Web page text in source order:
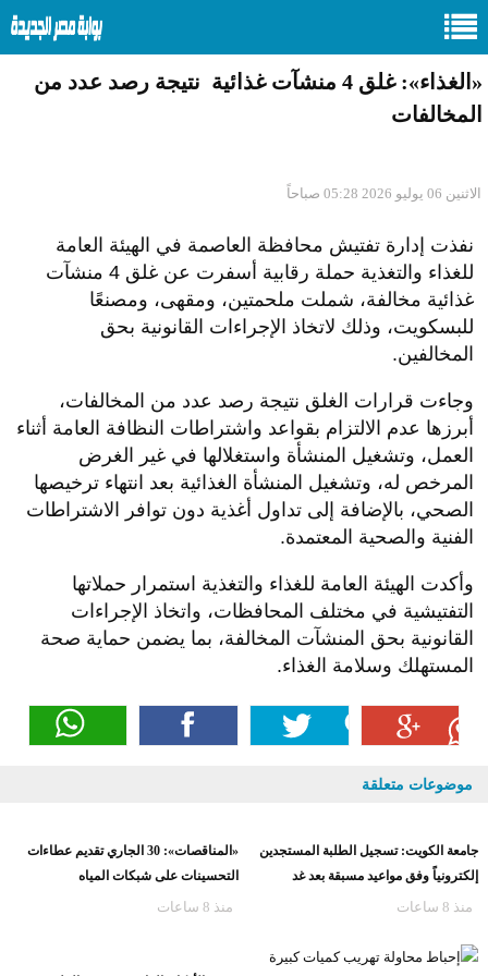
«الغذاء»: غلق 4 منشآت غذائية نتيجة رصد عدد من
المخالفات
الاثنين 06 يوليو 2026 05:28 صباحاً
نفذت إدارة تفتيش محافظة العاصمة في الهيئة العامة
للغذاء والتغذية حملة رقابية أسفرت عن غلق 4 منشآت
غذائية مخالفة، شملت ملحمتين، ومقهى، ومصنعًا
للبسكويت، وذلك لاتخاذ الإجراءات القانونية بحق
المخالفين.
وجاءت قرارات الغلق نتيجة رصد عدد من المخالفات،
أبرزها عدم الالتزام بقواعد واشتراطات النظافة العامة أثناء
العمل، وتشغيل المنشأة واستغلالها في غير الغرض
المرخص له، وتشغيل المنشأة الغذائية بعد انتهاء ترخيصها
الصحي، بالإضافة إلى تداول أغذية دون توافر الاشتراطات
الفنية والصحية المعتمدة.
وأكدت الهيئة العامة للغذاء والتغذية استمرار حملاتها
التفتيشية في مختلف المحافظات، واتخاذ الإجراءات
القانونية بحق المنشآت المخالفة، بما يضمن حماية صحة
المستهلك وسلامة الغذاء.
موضوعات متعلقة
جامعة الكويت: تسجيل الطلبة المستجدين
إلكترونياً وفق مواعيد مسبقة بعد غد
منذ 8 ساعات
«المناقصات»: 30 الجاري تقديم عطاءات
التحسينات على شبكات المياه
منذ 8 ساعات